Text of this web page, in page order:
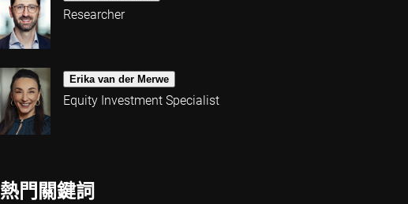
Researcher
Erika van der Merwe
Equity Investment Specialist
熱門關鍵詞